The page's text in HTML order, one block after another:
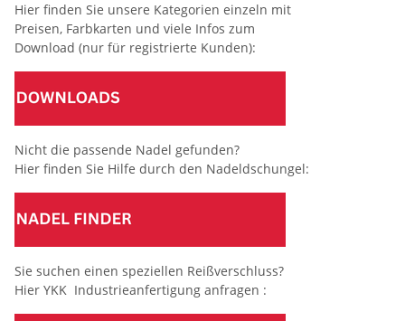
Hier finden Sie unsere Kategorien einzeln mit
Preisen, Farbkarten und viele Infos zum
Download (nur für registrierte Kunden):
Nicht die passende Nadel gefunden?
Hier finden Sie Hilfe durch den Nadeldschungel:
Sie suchen einen speziellen Reißverschluss?
Hier YKK Industrieanfertigung anfragen :